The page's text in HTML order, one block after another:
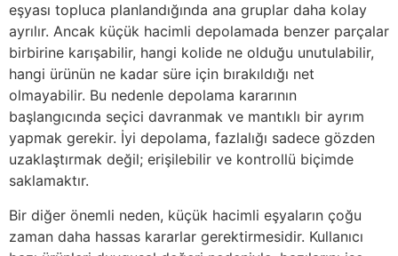
eşyası topluca planlandığında ana gruplar daha kolay
ayrılır. Ancak küçük hacimli depolamada benzer parçalar
birbirine karışabilir, hangi kolide ne olduğu unutulabilir,
hangi ürünün ne kadar süre için bırakıldığı net
olmayabilir. Bu nedenle depolama kararının
başlangıcında seçici davranmak ve mantıklı bir ayrım
yapmak gerekir. İyi depolama, fazlalığı sadece gözden
uzaklaştırmak değil; erişilebilir ve kontrollü biçimde
saklamaktır.
Bir diğer önemli neden, küçük hacimli eşyaların çoğu
zaman daha hassas kararlar gerektirmesidir. Kullanıcı